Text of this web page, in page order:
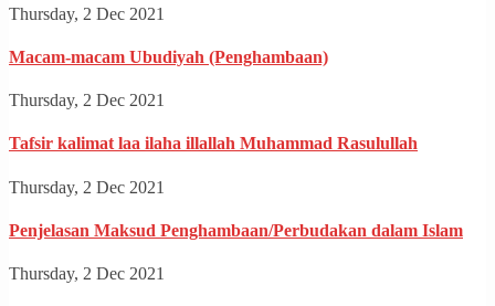
Thursday, 2 Dec 2021
Macam-macam Ubudiyah (Penghambaan)
Thursday, 2 Dec 2021
Tafsir kalimat laa ilaha illallah Muhammad Rasulullah
Thursday, 2 Dec 2021
Penjelasan Maksud Penghambaan/Perbudakan dalam Islam
Thursday, 2 Dec 2021